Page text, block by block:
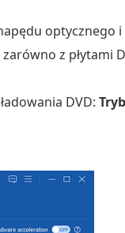
z płytami
DVD: